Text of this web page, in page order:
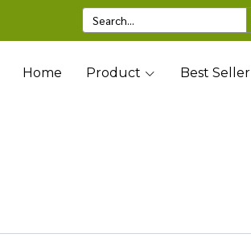
Home Product Best Seller